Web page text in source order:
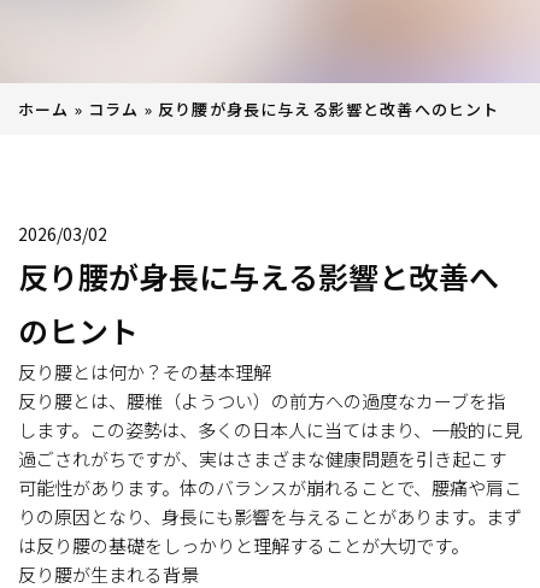
ホーム » コラム » 反り腰が身長に与える影響と改善へのヒント
2026/03/02
反り腰が身長に与える影響と改善へ
のヒント
反り腰とは何か？その基本理解
反り腰とは、腰椎（ようつい）の前方への過度なカーブを指
します。この姿勢は、多くの日本人に当てはまり、一般的に見
過ごされがちですが、実はさまざまな健康問題を引き起こす
可能性があります。体のバランスが崩れることで、腰痛や肩こ
りの原因となり、身長にも影響を与えることがあります。まず
は反り腰の基礎をしっかりと理解することが大切です。
反り腰が生まれる背景